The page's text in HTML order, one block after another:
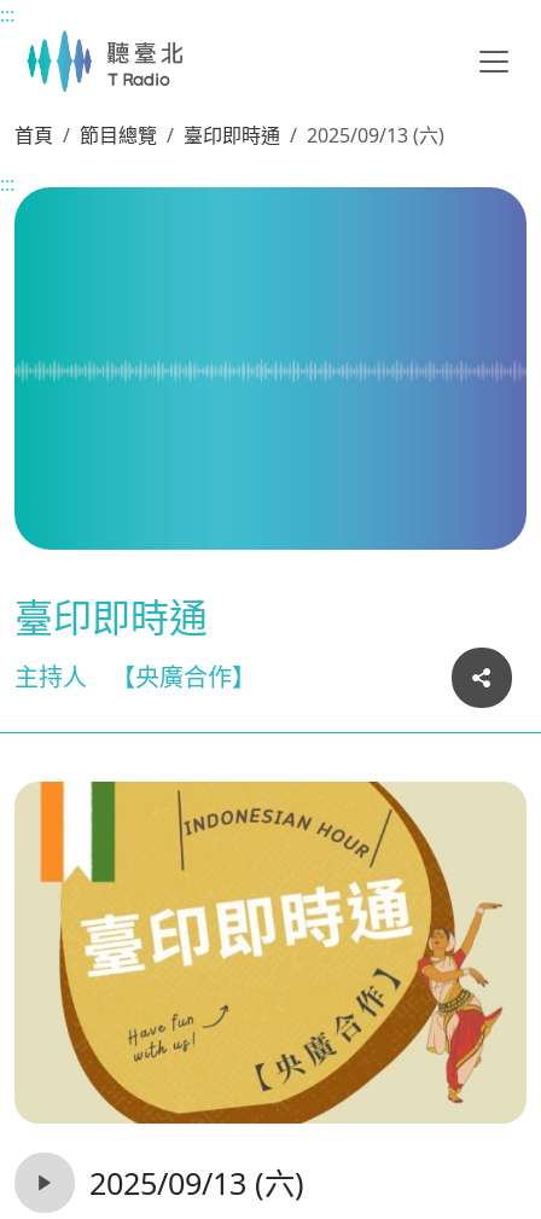
主要內容區塊
:::
首頁 節目總覽 臺印即時通
2025/09/13 (六)
:::
臺印即時通
主持人 【央廣合作】
2025/09/13 (六)